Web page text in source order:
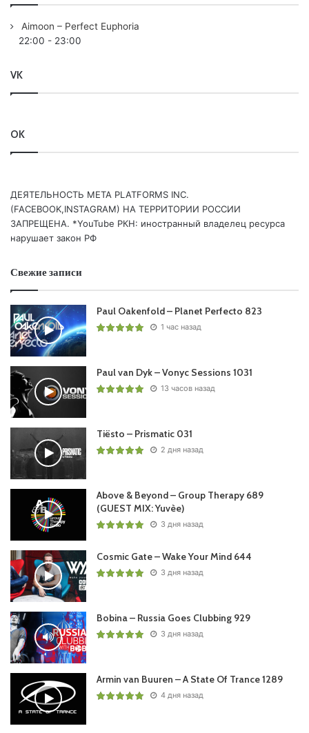
Понравился выпуск?
Aimoon – Perfect Euphoria
22:00 - 23:00
VK
OK
ДЕЯТЕЛЬНОСТЬ МЕТА PLATFORMS INC.
(FACEBOOK,INSTAGRAM) НА ТЕРРИТОРИИ РОССИИ
ЗАПРЕЩЕНА. *YouTube РКН: иностранный владелец ресурса
нарушает закон РФ
Свежие записи
Paul Oakenfold – Planet Perfecto 823
1 час назад
Paul van Dyk – Vonyc Sessions 1031
13 часов назад
Tiësto – Prismatic 031
2 дня назад
Above & Beyond – Group Therapy 689
(GUEST MIX: Yuvèe)
3 дня назад
Cosmic Gate – Wake Your Mind 644
3 дня назад
Bobina – Russia Goes Clubbing 929
3 дня назад
Armin van Buuren – A State Of Trance 1289
4 дня назад